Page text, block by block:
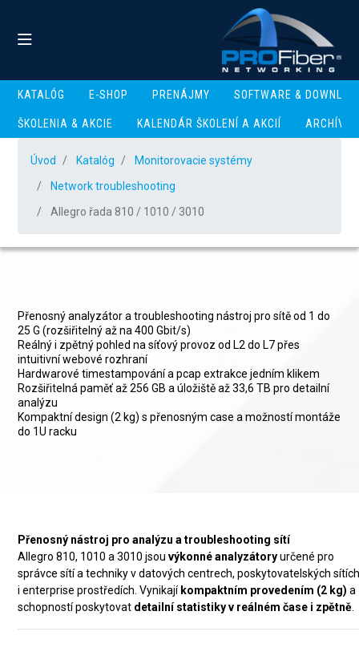
KATALÓG E-SHOP PRENÁJMY SOFTWARE &
ŠKOLENIA & AKCIE KALENDÁR ŠKOLENÍ A AKCIÍ ARCHÍV
Úvod Katalóg
Monitorovacie systémy
Network troubleshooting
Allegro řada 810 / 1010 / 3010
Allegro řada 810 / 1010 /
Přenosný analyzátor a troubleshooting nástroj pro sítě od 1 do
25 G (rozšiřitelný až na 400 Gbit/s)
Reálný i zpětný pohled na síťový provoz od L2 do L7 přes
intuitivní webové rozhraní
Hardwarové timestampování a pcap extrakce jedním klikem
Rozšiřitelná paměť až 256 GB a úložiště až 33,6 TB pro detailní
analýzu
Kompaktní design (2 kg) s přenosným case a možností montáže
do 1U racku
Přenosný nástroj pro analýzu a troubleshooting sítí
Allegro 810, 1010 a 3010 jsouvýkonné analyzátoryurčené pro
správce sítí a techniky v datových centrech, poskytovatelských
i enterprise prostředích. Vynikají kompaktním provedením (2 kg) a
schopností poskytovat detailní statistiky v reálném čase i zpětně